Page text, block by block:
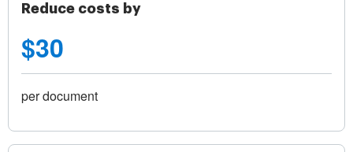
Reduce costs by
$30
per document